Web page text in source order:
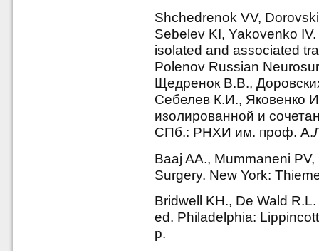
Shchedrenok VV,
Sebelev KI, Yakovenko
isolated and associated
Polenov Russian
Щедренок В.В.,
Себелев К.И., Яковенко
изолированной и
СПб.: РНХИ им. проф.
Baaj AA., Mummaneni
Surgery. New York:
Bridwell KH., De Wald
ed. Philadelphia:
p.